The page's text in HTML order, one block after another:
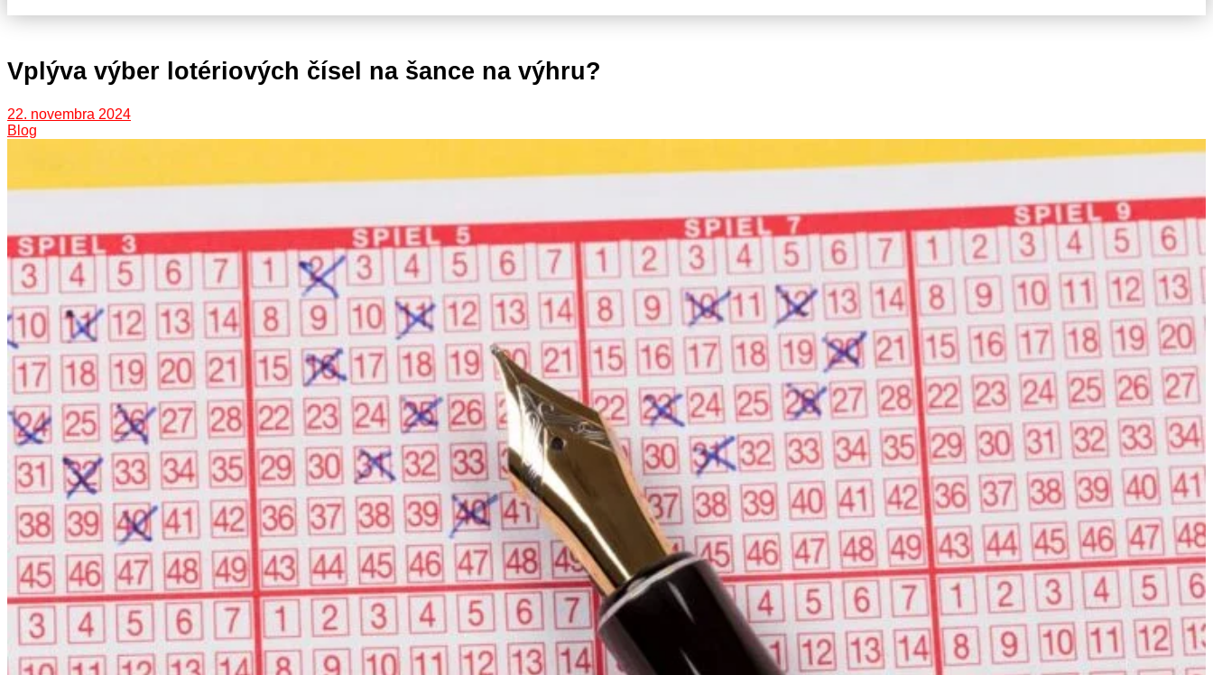
Vplýva výber lotériových čísel na šance na výhru?
22. novembra 2024
Blog